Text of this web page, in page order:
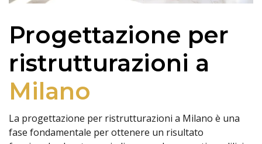
Progettazione per
ristrutturazioni a
Milano
La progettazione per ristrutturazioni a Milano è una
fase fondamentale per ottenere un risultato